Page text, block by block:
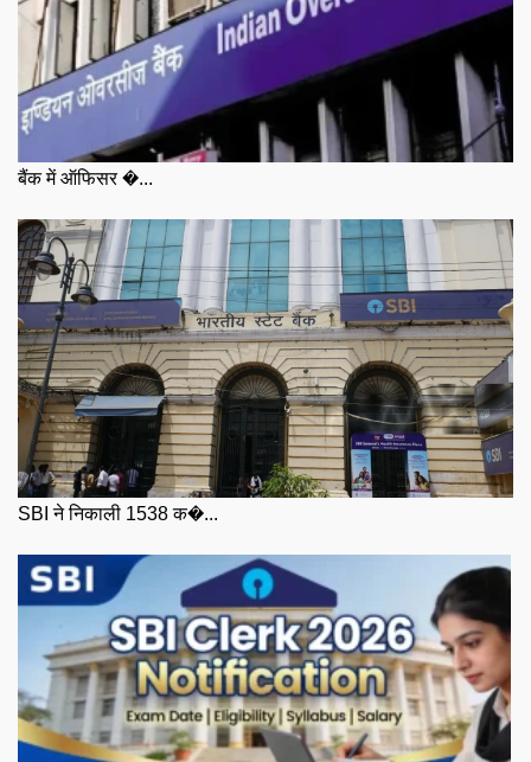
बैंक में ऑफिसर �...
SBI ने निकाली 1538 क�...